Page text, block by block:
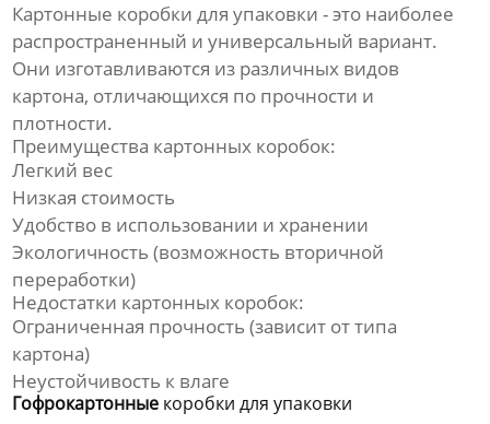
Картонные коробки для упаковки - это наиболее
распространенный и универсальный вариант.
Они изготавливаются из различных видов
картона, отличающихся по прочности и
плотности.
Преимущества картонных коробок:
Легкий вес
Низкая стоимость
Удобство в использовании и хранении
Экологичность (возможность вторичной
переработки)
Недостатки картонных коробок:
Ограниченная прочность (зависит от типа
картона)
Неустойчивость к влаге
Гофрокартонные коробки для упаковки